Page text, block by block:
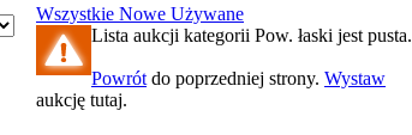
Wszystkie Nowe Używane
Lista aukcji kategorii Pow. łaski jest pusta.
Powrót do poprzedniej strony. Wystaw
aukcję tutaj.